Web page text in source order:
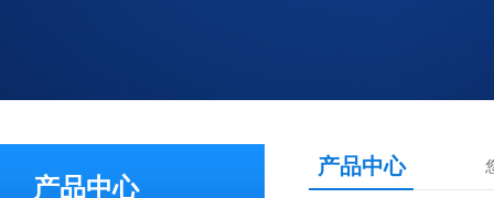
产品中心
产品中心